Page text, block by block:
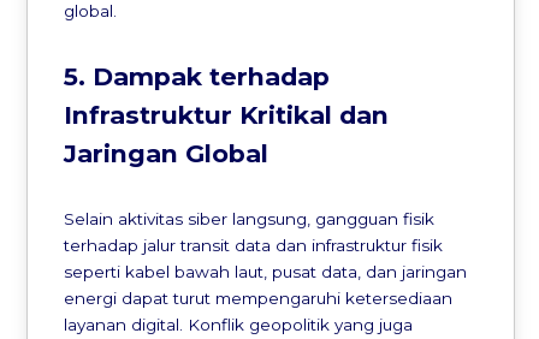
global.
5. Dampak terhadap
Infrastruktur Kritikal dan
Jaringan Global
Selain aktivitas siber langsung, gangguan fisik
terhadap jalur transit data dan infrastruktur fisik
seperti kabel bawah laut, pusat data, dan jaringan
energi dapat turut mempengaruhi ketersediaan
layanan digital. Konflik geopolitik yang juga